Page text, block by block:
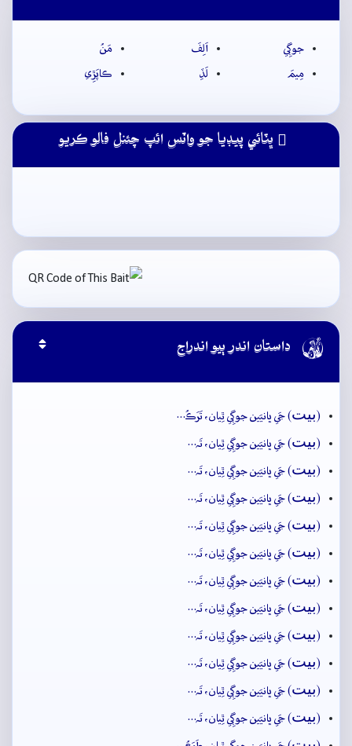
جوڳِي اَلِفَ
مَنُ
مِيمَ
لَڏِ ڪاپَڙِي
ڀٽائي پيڊيا جو واٽس ائپ چئنل فالو ڪريو
 داستان اندر ٻيو اندراج
(بيت) جَي ڀانيَين جوڳِي ٿِيان، تَرَڪُ…
(بيت) جَي ڀانيَين جوڳِي ٿِيان، تَہ…
(بيت) جَي ڀانيَين جوڳِي ٿِيان، تَہ…
(بيت) جَي ڀانيَين جوڳِي ٿِيان، تَہ…
(بيت) جَي ڀانيَين جوڳِي ٿِيان، تَہ…
(بيت) جَي ڀانيَين جوڳِي ٿِيان، تَہ…
(بيت) جَي ڀانيَين جوڳِي ٿِيان، تَہ…
(بيت) جَي ڀانيَين جوڳِي ٿِيان، تَہ…
(بيت) جَي ڀانيَين جوڳِي ٿِيان، تَہ…
(بيت) جَي ڀانيَين جوڳِي ٿِيان، تَہ…
(بيت) جَي ڀانيَين جوڳِي ٿِيان، تَہ…
(بيت) جَي ڀانيَين جوڳِي ٿِيان، تَہ…